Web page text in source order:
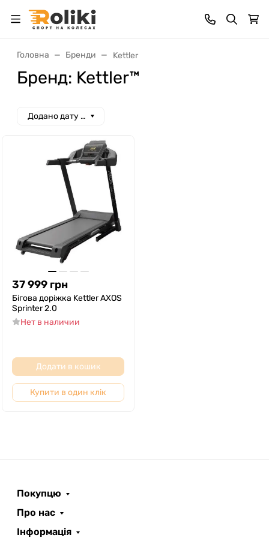
Головна Бренди Kettler
Бренд: Kettler™
Додано дату спад
37 999 грн
Бігова доріжка Kettler AXOS
Sprinter 2.0
Нет в наличии
Додати в кошик
Купити в один клік
Покупцю
Про нас
Інформація